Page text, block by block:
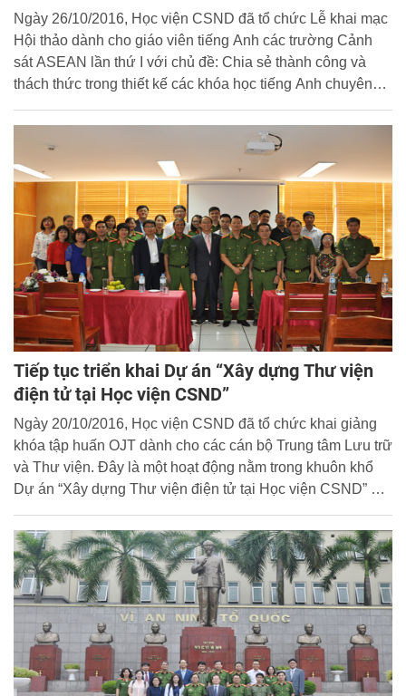
Ngày 26/10/2016, Học viện CSND đã tổ chức Lễ khai mạc
Hội thảo dành cho giáo viên tiếng Anh các trường Cảnh
sát ASEAN lần thứ I với chủ đề: Chia sẻ thành công và
thách thức trong thiết kế các khóa học tiếng Anh chuyên
Tiếp tục triển khai Dự án “Xây dựng Thư viện
điện tử tại Học viện CSND”
Ngày 20/10/2016, Học viện CSND đã tổ chức khai giảng
khóa tập huấn OJT dành cho các cán bộ Trung tâm Lưu trữ
và Thư viện. Đây là một hoạt động nằm trong khuôn khổ
Dự án “Xây dựng Thư viện điện tử tại Học viện CSND” do
Quốc tế Hàn Quốc (KOICA) tại Việt Nam.